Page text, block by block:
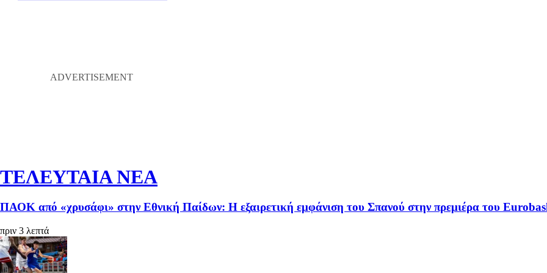
ΤΕΛΕΥΤΑΙΑ ΝΕΑ
ΠΑΟΚ από «χρυσάφι» στην Εθνική Παίδων: Η εξαιρετική εμφάνιση του Σπανού στην πρεμιέρα του
πριν 3 λεπτά